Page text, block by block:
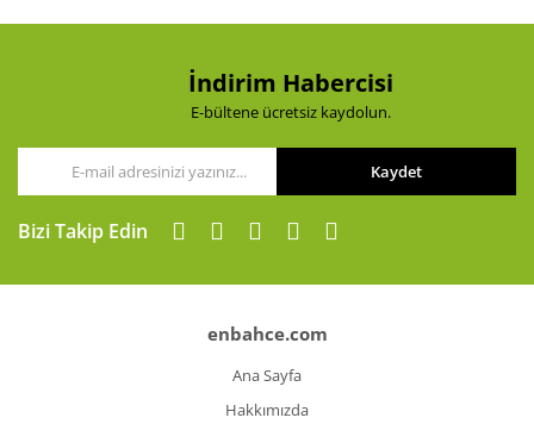
İndirim Habercisi
E-bültene ücretsiz kaydolun.
Kaydet
Bizi Takip Edin
enbahce.com
Ana Sayfa
Hakkımızda